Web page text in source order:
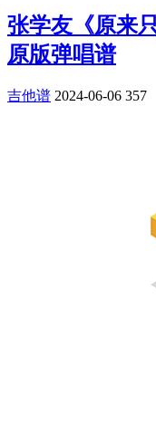
张学友《原来
原版弹唱谱
吉他谱 2024-06-06 357